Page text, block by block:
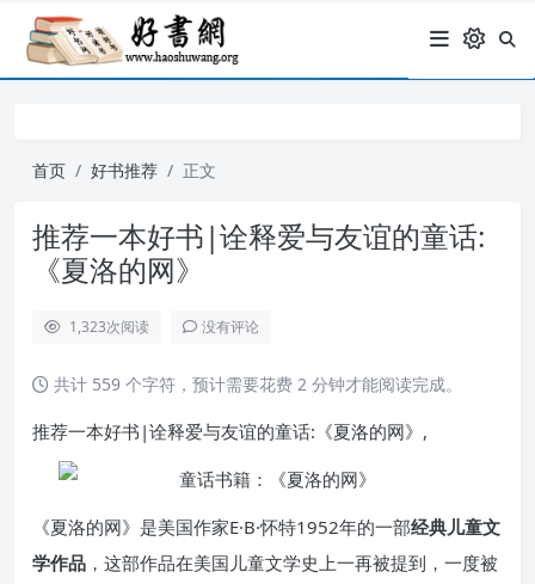
首页 好书推荐 正文
推荐一本好书|诠释爱与友谊的童话:
《夏洛的网》
1,323次阅读 没有评论
共计 559 个字符，预计需要花费 2 分钟才能阅读完成。
推荐一本好书|诠释爱与友谊的童话:《夏洛的网》,
《夏洛的网》是美国作家E·B·怀特1952年的一部经典儿童文
学作品 ，这部作品在美国儿童文学史上一再被提到，一度被